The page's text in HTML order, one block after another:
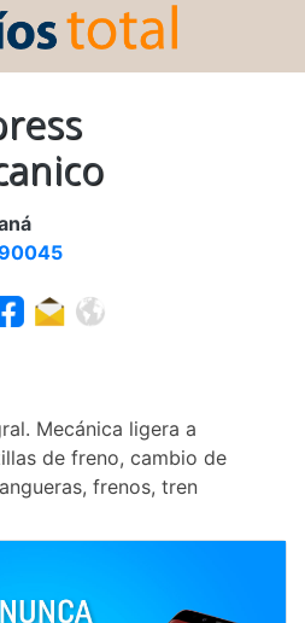
Mecánica ligera a
de freno, cambio de
frenos, tren